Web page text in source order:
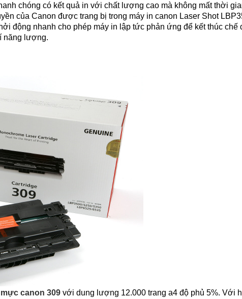
chóng có kết quả in với chất lượng cao mà không mất thời
của Canon được trang bị trong máy in canon Laser Shot
động nhanh cho phép máy in lập tức phản ứng để kết thúc chế
năng lượng.
canon 309với dung lượng 12.000 trang a4 độ phủ 5%. Với